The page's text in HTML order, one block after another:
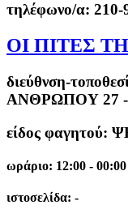
τηλέφωνο/α: 210-
ΟΙ ΠΙΤΕΣ
διεύθνση-
ΑΝΘΡΩΠΟΥ 27
είδος
ωράριο: 12:00 - 00:00
ιστοσελίδα: -